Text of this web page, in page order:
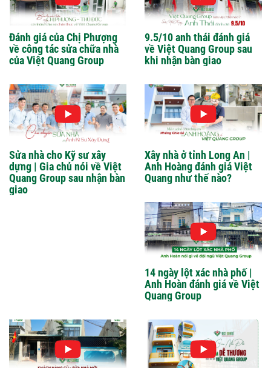
Đánh giá của Chị Phượng
về công tác sửa chữa nhà
của Việt Quang Group
9.5/10 anh thái đánh giá
về Việt Quang Group sau
khi nhận bàn giao
Sửa nhà cho Kỹ sư xây
dựng | Gia chủ nói về Việt
Quang Group sau nhận bàn
giao
Xây nhà ở tỉnh Long An |
Anh Hoàng đánh giá Việt
Quang như thế nào?
14 ngày lột xác nhà phố |
Anh Hoàn đánh giá về Việt
Quang Group